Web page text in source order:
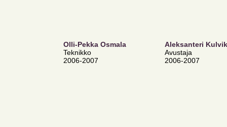
Olli-Pekka Osmala
Teknikko
2006-2007
Aleksanteri Kulvik
Avustaja
2006-2007